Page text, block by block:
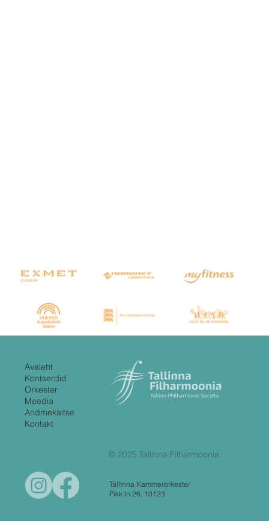
© 2025 Tallinna Filharmoonia
Avaleht
Kontserdid
Orkester
Meedia
Andmekaitse
Kontakt
Tallinna Kammerorkester
Pikk tn 26, 10133